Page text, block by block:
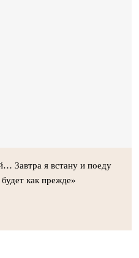
Завтра я встану и поеду
как прежде»